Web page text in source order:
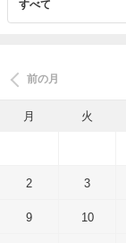
前の月
月 火
2 3
9 10